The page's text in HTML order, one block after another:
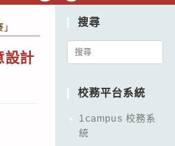
設計
搜尋
Search
校務平台系統
1campus 校務系
統